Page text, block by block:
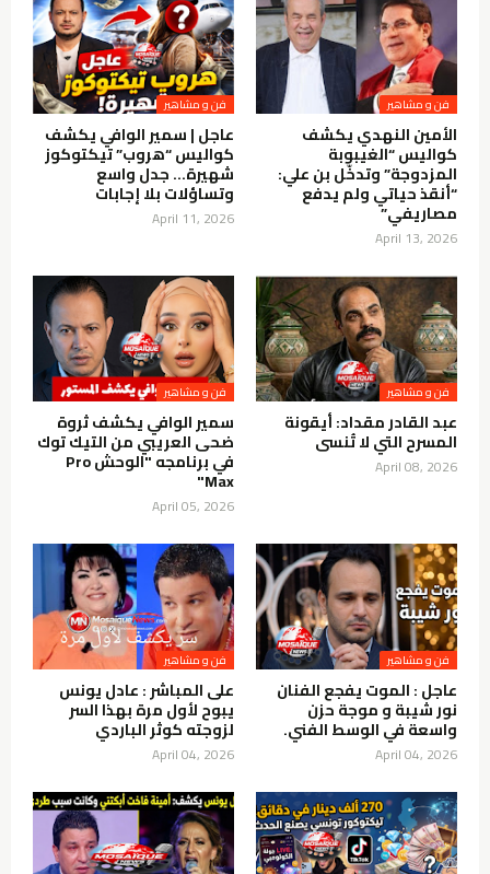
فن و مشاهير
الأمين النهدي يكشف
كواليس “الغيبوبة
المزدوجة” وتدخّل بن علي:
“أنقذ حياتي ولم يدفع
مصاريفي”
April 13, 2026
فن و مشاهير
عاجل | سمير الوافي يكشف
كواليس “هروب” تيكتوكوز
شهيرة… جدل واسع
وتساؤلات بلا إجابات
April 11, 2026
فن و مشاهير
عبد القادر مقداد: أيقونة
المسرح التي لا تُنسى
April 08, 2026
فن و مشاهير
سمير الوافي يكشف ثروة
ضحى العريبي من التيك توك
في برنامجه "الوحش Pro
Max"
April 05, 2026
فن و مشاهير
عاجل : الموت يفجع الفنان
نور شيبة و موجة حزن
واسعة في الوسط الفني.
April 04, 2026
فن و مشاهير
على المباشر : عادل يونس
يبوح لأول مرة بهذا السر
لزوجته كوثر الباردي
April 04, 2026